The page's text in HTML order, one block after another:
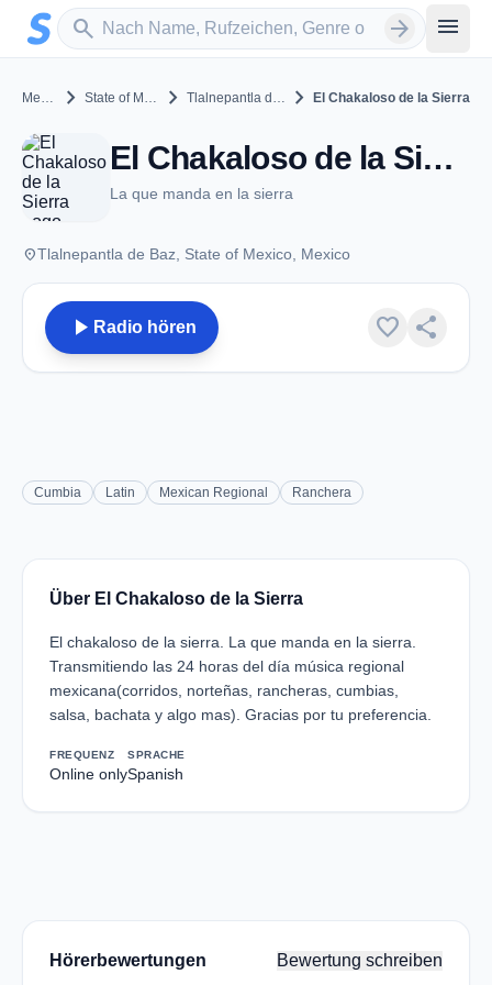
Zum Hauptinhalt springen
search
Sender suchen arrow_forward menu
Mexico chevron_right State of Mexico chevron_right Tlalnepantla de Baz chevron_right El Chakaloso de la Sierra
El Chakaloso de la Sierra - Tlalnepantla de Baz
La que manda en la sierra
placeTlalnepantla de Baz, State of Mexico, Mexico
play_arrow Radio hören favorite share
Cumbia Latin Mexican Regional Ranchera
Über El Chakaloso de la Sierra
El chakaloso de la sierra. La que manda en la sierra.
Transmitiendo las 24 horas del día música regional
mexicana(corridos, norteñas, rancheras, cumbias,
salsa, bachata y algo mas). Gracias por tu preferencia.
FREQUENZ
Online only
SPRACHE
Spanish
Hörerbewertungen Bewertung schreiben